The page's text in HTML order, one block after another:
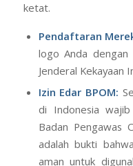
ketat.
Pendaftaran
logo Anda
Jenderal Kekayaan
Izin Edar BPOM:
di Indonesia
Badan Pengawas
adalah bukti
aman untuk